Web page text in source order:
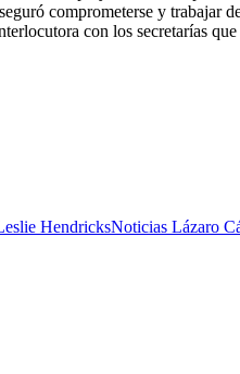
comprometerse y trabajar
con los secretarías
HendricksNoticias Lázaro